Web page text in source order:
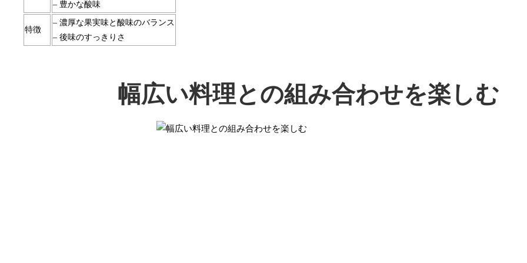
– 豊かな酸味
特徴
– 濃厚な果実味と酸味のバランス
– 後味のすっきりさ
幅広い料理との組み合わせを楽しむ